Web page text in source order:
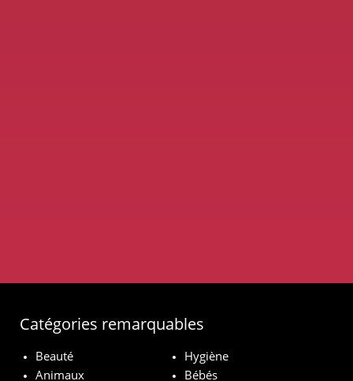
Catégories remarquables
Beauté
Hygiène
Animaux
Bébés